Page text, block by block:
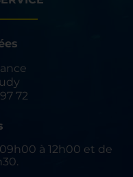
72
à 12h00 et de